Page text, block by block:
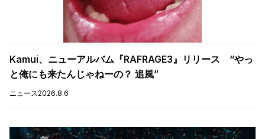
Kamui、ニューアルバム『RAFRAGE3』リリース “やっ
と俺にも来たんじゃねーの？ 追風”
ニュース2026.8.6